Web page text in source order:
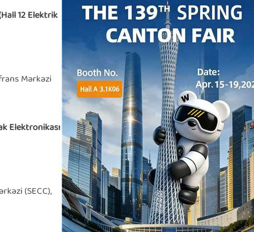
12 Elektrik
Mərkəzi
Elektronikası
(SECC),